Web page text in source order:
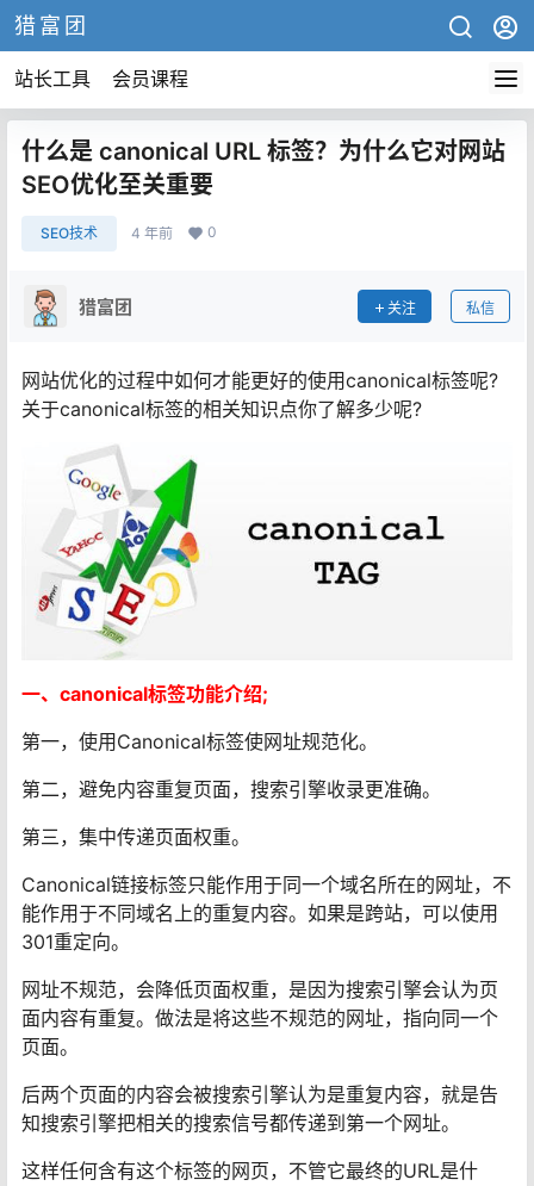
猎富团
站长工具 会员课程
什么是 canonical URL 标签？为什么它对网站
SEO优化至关重要
SEO技术 4 年前 0
猎富团 关注 私信
网站优化的过程中如何才能更好的使用canonical标签呢?
关于canonical标签的相关知识点你了解多少呢?
一、canonical标签功能介绍;
第一，使用Canonical标签使网址规范化。
第二，避免内容重复页面，搜索引擎收录更准确。
第三，集中传递页面权重。
Canonical链接标签只能作用于同一个域名所在的网址，不
能作用于不同域名上的重复内容。如果是跨站，可以使用
301重定向。
网址不规范，会降低页面权重，是因为搜索引擎会认为页
面内容有重复。做法是将这些不规范的网址，指向同一个
页面。
后两个页面的内容会被搜索引擎认为是重复内容，就是告
知搜索引擎把相关的搜索信号都传递到第一个网址。
这样任何含有这个标签的网页，不管它最终的URL是什